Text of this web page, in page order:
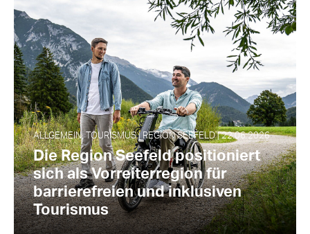
ALLGEMEIN, TOURISMUS | REGION SEEFELD | 22.06.2026
Die Region Seefeld positioniert
sich als Vorreiterregion für
barrierefreien und inklusiven
Tourismus